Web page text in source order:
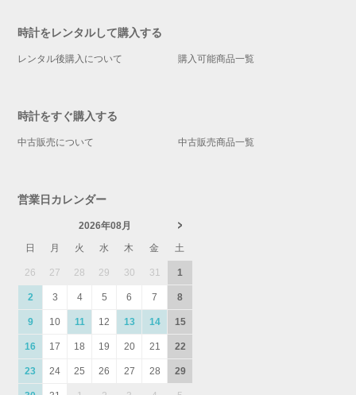
時計をレンタルして購入する
レンタル後購入について 購入可能商品一覧
時計をすぐ購入する
中古販売について 中古販売商品一覧
営業日カレンダー
2026年08月
日
月 火 水 木 金 土
26 27 28 29 30 31 1
2 3 4 5 6 7 8
9 10 11 12 13 14 15
16 17 18 19 20 21 22
23 24 25 26 27 28 29